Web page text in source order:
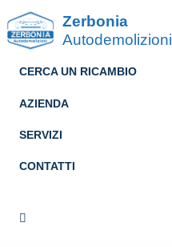
Zerbonia
Autodemolizioni
CERCA UN RICAMBIO
AZIENDA
SERVIZI
CONTATTI